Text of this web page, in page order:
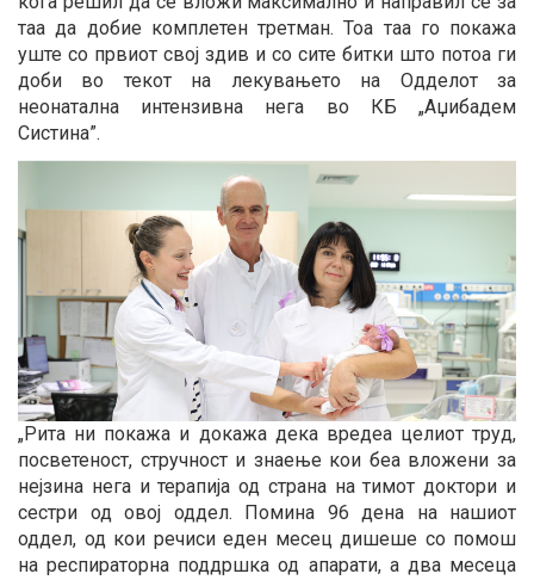
таа да добие комплетен третман. Тоа таа го покажа
уште со првиот свој здив и со сите битки што потоа ги
доби во текот на лекувањето на Одделот за
неонатална интензивна нега во КБ „Аџибадем
Систина”.
„Рита ни покажа и докажа дека вредеа целиот труд,
посветеност, стручност и знаење кои беа вложени за
нејзина нега и терапија од страна на тимот доктори и
сестри од овој оддел. Помина 96 дена на нашиот
оддел, од кои речиси еден месец дишеше со помош
на респираторна поддршка од апарати, а два месеца